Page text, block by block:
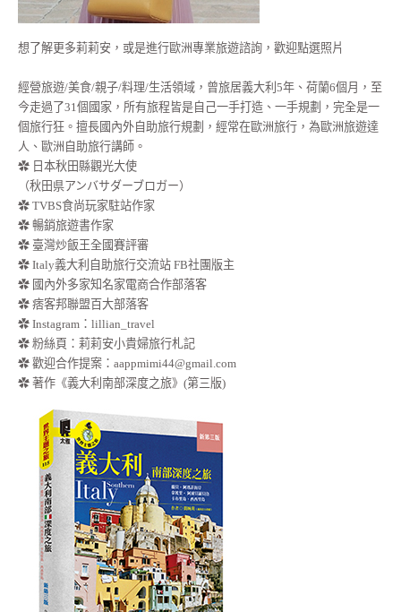
想了解更多莉莉安，或是進行歐洲專業旅遊諮詢，歡迎點選照片
經營旅遊/美食/親子/料理/生活領域，曾旅居義大利5年、荷蘭6個月，至
今走過了31個國家，所有旅程皆是自己一手打造、一手規劃，完全是一
個旅行狂。擅長國內外自助旅行規劃，經常在歐洲旅行，為歐洲旅遊達
人、歐洲自助旅行講師。
✿ 日本秋田縣觀光大使
（秋田県アンバサダーブロガー）
✿ TVBS食尚玩家駐站作家
✿ 暢銷旅遊書作家
✿ 臺灣炒飯王全國賽評審
✿ Italy義大利自助旅行交流站 FB社團版主
✿ 國內外多家知名家電商合作部落客
✿ 痞客邦聯盟百大部落客
✿ Instagram：lillian_travel
✿ 粉絲頁：莉莉安小貴婦旅行札記
✿ 歡迎合作提案： aappmimi44@gmail.com
✿ 著作《義大利南部深度之旅》(第三版)